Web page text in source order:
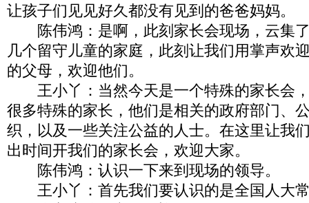
让孩子们见见好久都没有见到的爸爸妈妈。
陈伟鸿：是啊，此刻家长会现场，云集
几个留守儿童的家庭，此刻让我们用掌声欢
的父母，欢迎他们。
王小丫：当然今天是一个特殊的家长会
很多特殊的家长，他们是相关的政府部门、
织，以及一些关注公益的人士。在这里让我
出时间开我们的家长会，欢迎大家。
陈伟鸿：认识一下来到现场的领导。
王小丫：首先我们要认识的是全国人大